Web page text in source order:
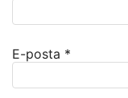
E-posta *